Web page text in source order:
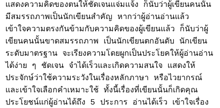
แสดงความคิดของตนให้ชัดเจนแจ่มแจ้ง ก็นับว่าผู้เขียนคนนั้น
มีสมรรถภาพเป็นนักเขียนสำคัญ หากว่าผู้อ่านอ่านแล้ว
เข้าใจความตรงกันข้ามกับความคิดของผู้เขียนแล้ว ก็นับว่าผู้
เขียนคนนั้นขาดสมรรถภาพ เป็นนักเขียนตกอันดับ นักเขียน
ระดับมาตรฐาน จะเรียงความโดยผูกเป็นประโยคให้ผู้อ่านอ่าน
ได้ง่าย ๆ ชัดเจน จำได้เร็วและเกิดความสนใจ แสดงให้
ประจักษ์ว่าใช้ความระวังในเรื่องหลักภาษา หรือไวยากรณ์
และเข้าใจเลือกคำเหมาะใช้ ทั้งนี้เรื่องที่เขียนนั้นก็เกิดคุณ
ประโยชน์แก่ผู้อ่านได้ถึง 5 ประการ อ่านได้เร็ว เข้าใจเรื่อง